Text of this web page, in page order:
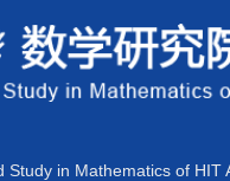
in Mathematics of HIT